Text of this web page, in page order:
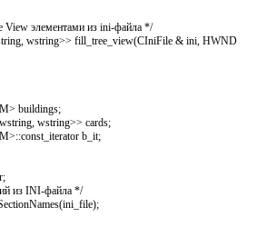
View элементами из ini-файла */
wstring>> fill_tree_view(CIniFile & ini HWND
> buildings;
wstring wstring>> cards;
>::const_iterator b_it;
r;
из INI-файла */
(ini_file);